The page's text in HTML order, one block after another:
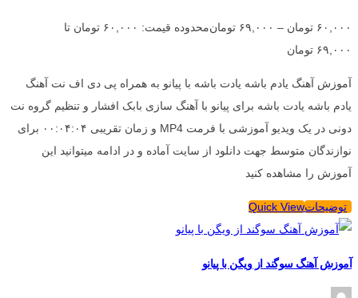
۶۰,۰۰۰ تومان – ۶۹,۰۰۰ تومان
محدوده قیمت: ۶۰,۰۰۰ تومان تا
۶۹,۰۰۰ تومان
آموزش آهنگ یادم باشه یادت باشه با پیانو به همراه پی دی اف نت آهنگ
یادم باشه یادت باشه برای پیانو با آهنگ سازی بابک افشار و تنظیم گروه نت
دونی در یک ویدیو آموزشی با فرمت MP4 و زمان تقریبی ۰۰:۰۴:۰۴ برای
نوازندگان متوسط جهت دانلود از سایت آماده و در ادامه میتوانید این
آموزش را مشاهده کنید
توضیحاتQuick View
آموزش آهنگ سوگند از ویگن با پیانو